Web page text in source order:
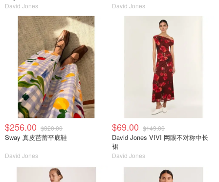
David Jones David Jones
$256.00 $320.00
Sway 真皮芭蕾平底鞋
David Jones
$69.00 $149.00
David Jones VIVI 网眼不对称中长
裙
David Jones